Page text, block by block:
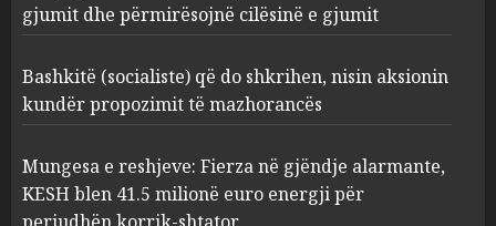
3
Bashkitë (socialiste) që do
shkrihen, nisin aksionin
kundër propozimit të
mazhorancës
AUGUST 6, 2026
Mungesa e reshjeve: Fierza në
gjëndje alarmante, KESH blen
gjumit dhe përmirësojnë cilësinë e gjumit
Bashkitë (socialiste) që do shkrihen, nisin aksionin
kundër propozimit të mazhorancës
Mungesa e reshjeve: Fierza në gjëndje alarmante,
KESH blen 41.5 milionë euro energji për
periudhën korrik-shtator